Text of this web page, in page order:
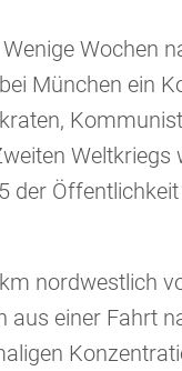
Wochen
München ein
der
nordwestlich
einer Fahrt